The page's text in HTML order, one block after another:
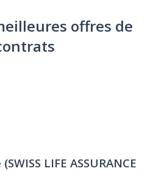
offres de
LIFE ASSURANCE